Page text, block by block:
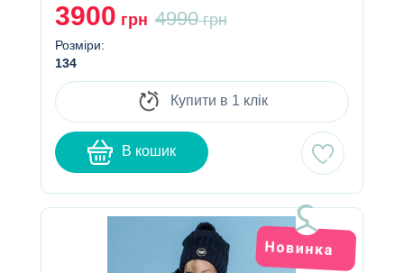
3900 грн 4990грн
Розміри:
134
Купити в 1 клік
В кошик